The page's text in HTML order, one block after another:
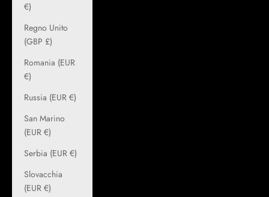
€)
Regno Unito
(GBP £)
Romania (EUR
€)
Russia (EUR €)
San Marino
(EUR €)
Serbia (EUR €)
Slovacchia
(EUR €)